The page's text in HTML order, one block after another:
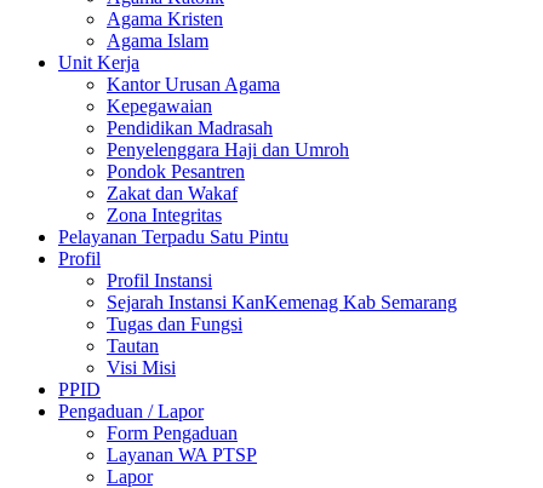
Agama Kristen
Agama Islam
Unit Kerja
Kantor Urusan Agama
Kepegawaian
Pendidikan Madrasah
Penyelenggara Haji dan Umroh
Pondok Pesantren
Zakat dan Wakaf
Zona Integritas
Pelayanan Terpadu Satu Pintu
Profil
Profil Instansi
Sejarah Instansi KanKemenag Kab Semarang
Tugas dan Fungsi
Tautan
Visi Misi
PPID
Pengaduan / Lapor
Form Pengaduan
Layanan WA PTSP
Lapor